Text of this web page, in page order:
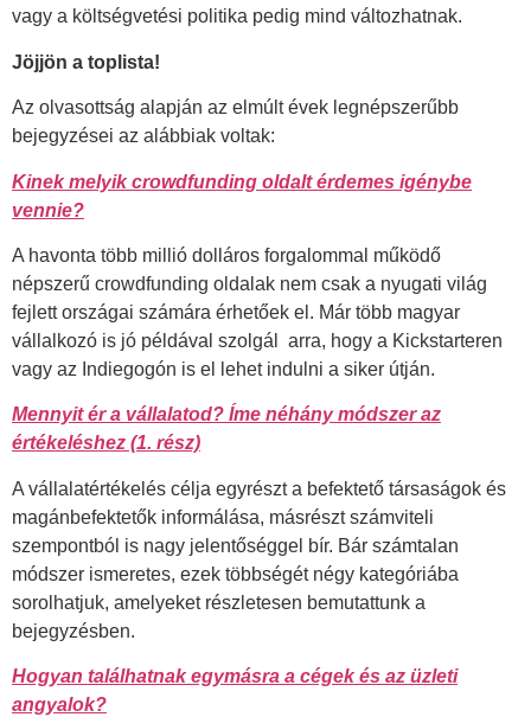
vagy a költségvetési politika pedig mind változhatnak.
Jöjjön a toplista!
Az olvasottság alapján az elmúlt évek legnépszerűbb
bejegyzései az alábbiak voltak:
Kinek melyik crowdfunding oldalt érdemes igénybe
vennie?
A havonta több millió dolláros forgalommal működő
népszerű crowdfunding oldalak nem csak a nyugati világ
fejlett országai számára érhetőek el. Már több magyar
vállalkozó is jó példával szolgál arra, hogy a Kickstarteren
vagy az Indiegogón is el lehet indulni a siker útján.
Mennyit ér a vállalatod? Íme néhány módszer az
értékeléshez (1. rész)
A vállalatértékelés célja egyrészt a befektető társaságok és
magánbefektetők informálása, másrészt számviteli
szempontból is nagy jelentőséggel bír. Bár számtalan
módszer ismeretes, ezek többségét négy kategóriába
sorolhatjuk, amelyeket részletesen bemutattunk a
bejegyzésben.
Hogyan találhatnak egymásra a cégek és az üzleti
angyalok?